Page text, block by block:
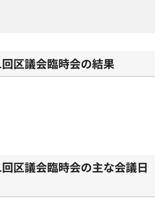
区議会臨時会の結果
区議会臨時会の主な会議日